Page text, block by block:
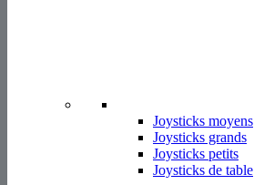
Joysticks moyens
Joysticks grands
Joysticks petits
Joysticks de table